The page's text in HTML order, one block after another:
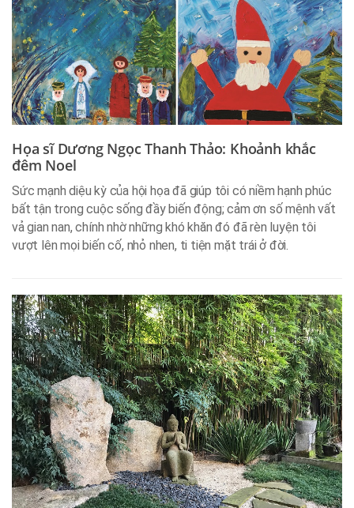
Họa sĩ Dương Ngọc Thanh Thảo: Khoảnh khắc
đêm Noel
Sức mạnh diệu kỳ của hội họa đã giúp tôi có niềm hạnh phúc
bất tận trong cuộc sống đầy biến động; cảm ơn số mệnh vất
vả gian nan, chính nhờ những khó khăn đó đã rèn luyện tôi
vượt lên mọi biến cố, nhỏ nhen, ti tiện mặt trái ở đời.